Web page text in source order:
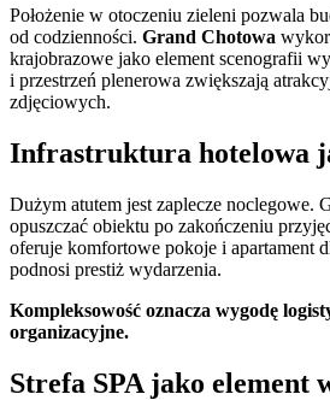
Położenie w otoczeniu zieleni pozwala
od codzienności. Grand Chotowa
krajobrazowe jako element scenografii
i przestrzeń plenerowa zwiększają
zdjęciowych.
Infrastruktura hotelowa
Dużym atutem jest zaplecze noclegowe.
opuszczać obiektu po zakończeniu
oferuje komfortowe pokoje i apartament
podnosi prestiż wydarzenia.
Kompleksowość oznacza wygodę
organizacyjne.
Strefa SPA jako element